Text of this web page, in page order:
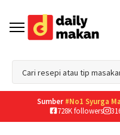
Sumber #No1 Syurga
728K followers